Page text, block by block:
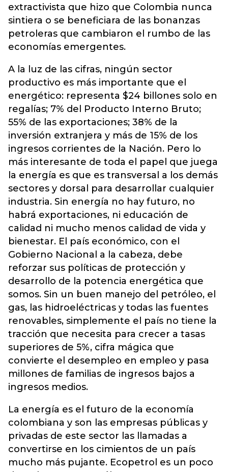
extractivista que hizo que Colombia nunca
sintiera o se beneficiara de las bonanzas
petroleras que cambiaron el rumbo de las
economías emergentes.
A la luz de las cifras, ningún sector
productivo es más importante que el
energético: representa $24 billones solo en
regalías; 7% del Producto Interno Bruto;
55% de las exportaciones; 38% de la
inversión extranjera y más de 15% de los
ingresos corrientes de la Nación. Pero lo
más interesante de toda el papel que juega
la energía es que es transversal a los demás
sectores y dorsal para desarrollar cualquier
industria. Sin energía no hay futuro, no
habrá exportaciones, ni educación de
calidad ni mucho menos calidad de vida y
bienestar. El país económico, con el
Gobierno Nacional a la cabeza, debe
reforzar sus políticas de protección y
desarrollo de la potencia energética que
somos. Sin un buen manejo del petróleo, el
gas, las hidroeléctricas y todas las fuentes
renovables, simplemente el país no tiene la
tracción que necesita para crecer a tasas
superiores de 5%, cifra mágica que
convierte el desempleo en empleo y pasa
millones de familias de ingresos bajos a
ingresos medios.
La energía es el futuro de la economía
colombiana y son las empresas públicas y
privadas de este sector las llamadas a
convertirse en los cimientos de un país
mucho más pujante. Ecopetrol es un poco